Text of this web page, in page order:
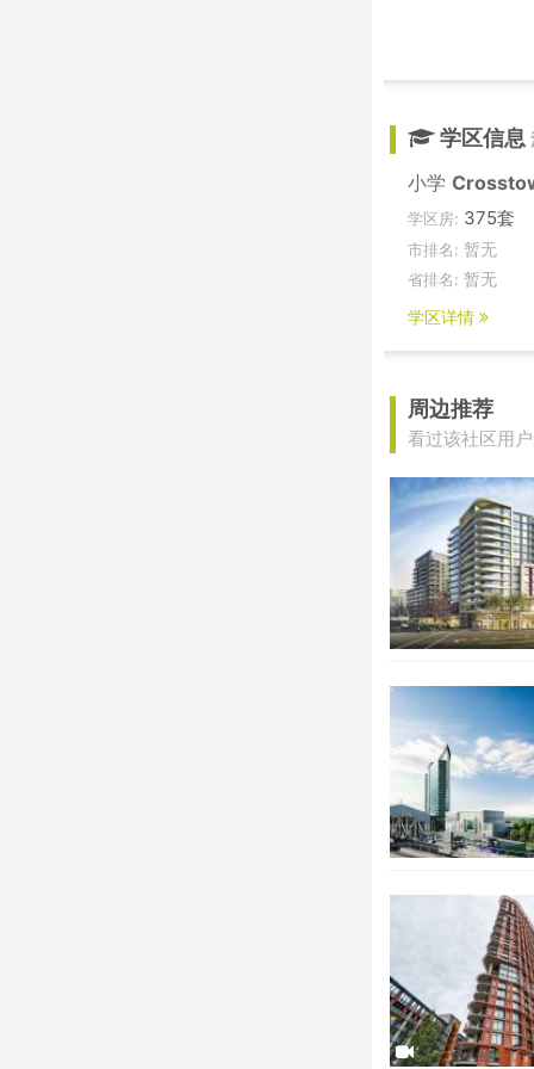
学区信息
小学
学区房: 375套
市排名: 暂无
省排名: 暂无
学区详情
周边推荐
看过该社区用